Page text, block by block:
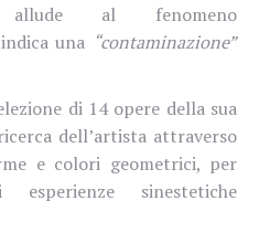
al fenomeno
una “contaminazione”
di 14 opere della sua
dell’artista attraverso
e colori geometrici, per
sinestetiche